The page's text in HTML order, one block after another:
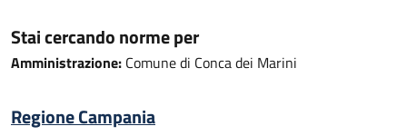
Stai cercando norme per
Amministrazione: Comune di Conca dei Marini
Regione Campania